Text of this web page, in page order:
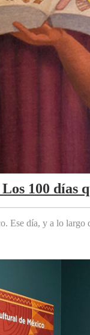
100
Ese día, y a lo largo